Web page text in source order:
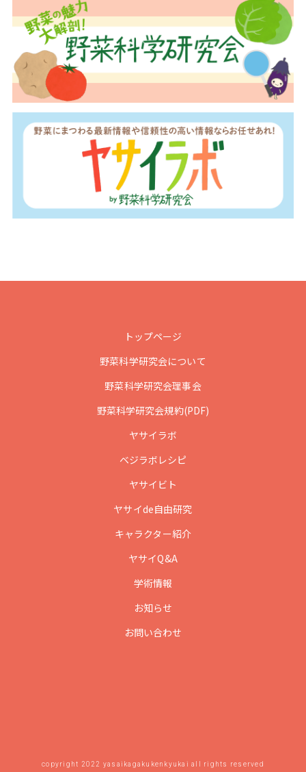
トップページ
野菜科学研究会について
野菜科学研究会理事会
野菜科学研究会規約(PDF)
ヤサイラボ
ベジラボレシピ
ヤサイビト
ヤサイde自由研究
キャラクター紹介
ヤサイQ&A
学術情報
お知らせ
お問い合わせ
copyright 2022 yasaikagakukenkyukai all rights reserved